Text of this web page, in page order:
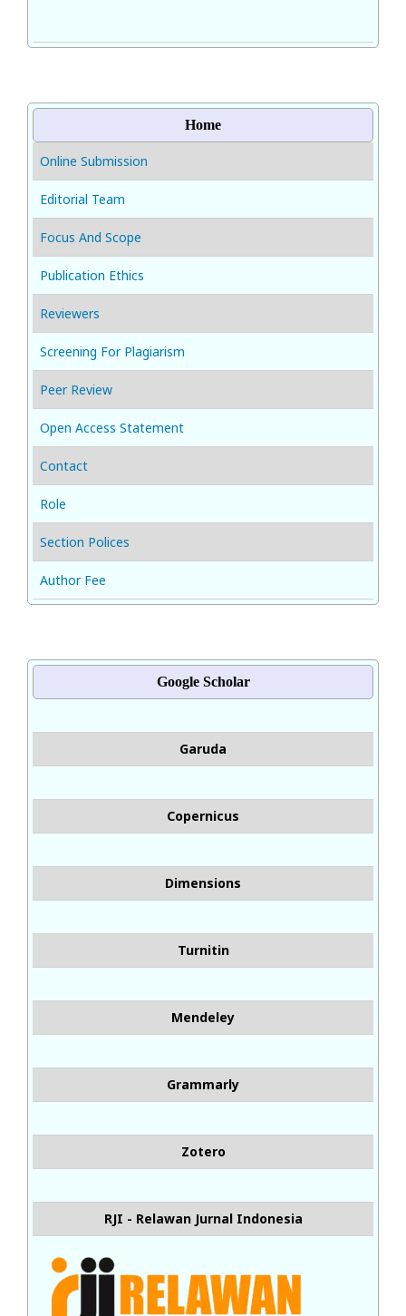
Home
Online Submission
Editorial Team
Focus And Scope
Publication Ethics
Reviewers
Screening For Plagiarism
Peer Review
Open Access Statement
Contact
Role
Section Polices
Author Fee
Google Scholar
Garuda
Copernicus
Dimensions
Turnitin
Mendeley
Grammarly
Zotero
RJI - Relawan Jurnal Indonesia